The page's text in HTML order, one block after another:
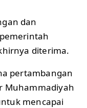
dan
diterima.
pertambangan
Muhammadiyah
mencapai